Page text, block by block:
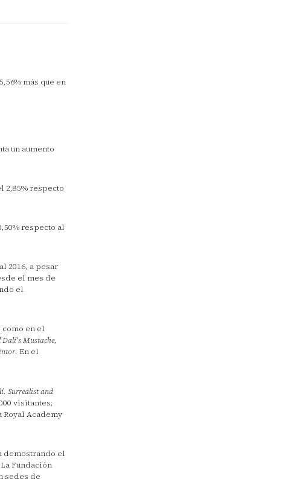
más que en
un aumento
2,85% respecto
respecto al
2016, a pesar
el mes de
el
en el
Dalí's Mustache,
. En el
Surrealist and
visitantes;
Royal Academy
demostrando el
Fundación
sedes de